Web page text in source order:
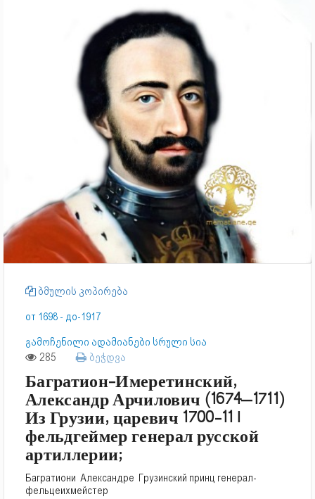
ბმულის კოპირება
от 1698 - до-1917
გამოჩენილი ადამიანები სრული სია
285 ბეჭდვა
Багратион-Имеретинский,
Александр Арчилович (1674–1711)
Из Грузии, царевич 1700-11 I
фельдгеймер генерал русской
артиллерии;
Багратиони Александре Грузинский принц генерал-
фельцеихмейстер